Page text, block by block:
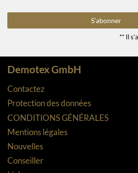
S’abonner
** Il
Demotex GmbH
Contactez
Protection des données
CONDITIONS GÉNÉRALES
Mentions légales
Nouvelles
Conseiller